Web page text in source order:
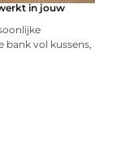
in jouw
bank vol kussens,